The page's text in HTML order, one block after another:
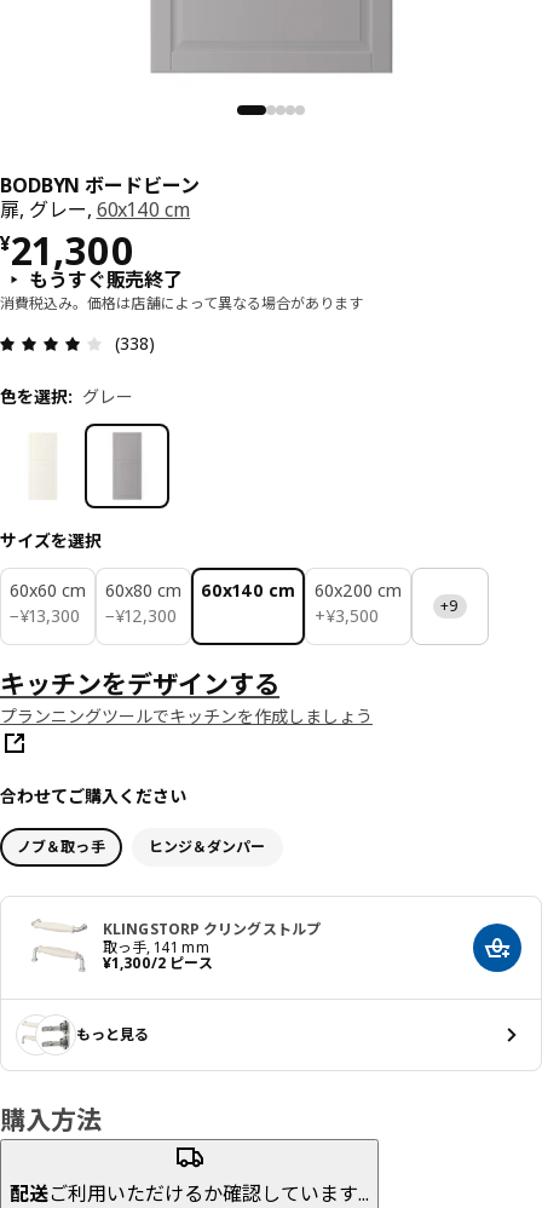
BODBYN ボードビーン
扉, グレー, 60x140 cm
¥21,300
価格 ¥ 21300
もうすぐ販売終了
消費税込み。価格は店舗によって異なる場合があります
(338)
色を選択: グレー
サイズを選択
60x60 cm
−¥13,300
¥ 13300
60x80 cm
−¥12,300
¥ 12300
60x140 cm
60x200 cm
+¥3,500
¥ 3500 +9
キッチンをデザインする
プランニングツールでキッチンを作成しましょう
合わせてご購入ください
ノブ＆取っ手 ヒンジ＆ダンパー
KLINGSTORP クリングストルプ
取っ手, 141 mm
¥1,300/2 ピース
価格 ¥ 1300/2 ピース カー
もっと見る
購入方法
配送ご利用いただけるか確認しています...